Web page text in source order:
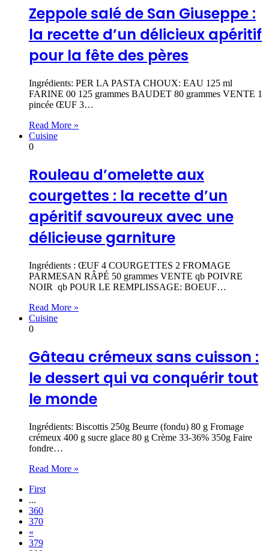
Zeppole salé de San Giuseppe :
la recette d’un délicieux apéritif
pour la fête des pères
Ingrédients: PER LA PASTA CHOUX: EAU 125 ml
FARINE 00 125 grammes BAUDET 80 grammes VENTE 1
pincée ŒUF 3…
Read More »
Cuisine
0
Rouleau d’omelette aux
courgettes : la recette d’un
apéritif savoureux avec une
délicieuse garniture
Ingrédients : ŒUF 4 COURGETTES 2 FROMAGE
PARMESAN RÂPÉ 50 grammes VENTE qb POIVRE
NOIR qb POUR LE REMPLISSAGE: BOEUF…
Read More »
Cuisine
0
Gâteau crémeux sans cuisson :
le dessert qui va conquérir tout
le monde
Ingrédients: Biscottis 250g Beurre (fondu) 80 g Fromage
crémeux 400 g sucre glace 80 g Crème 33-36% 350g Faire
fondre…
Read More »
First
...
360
370
«
379